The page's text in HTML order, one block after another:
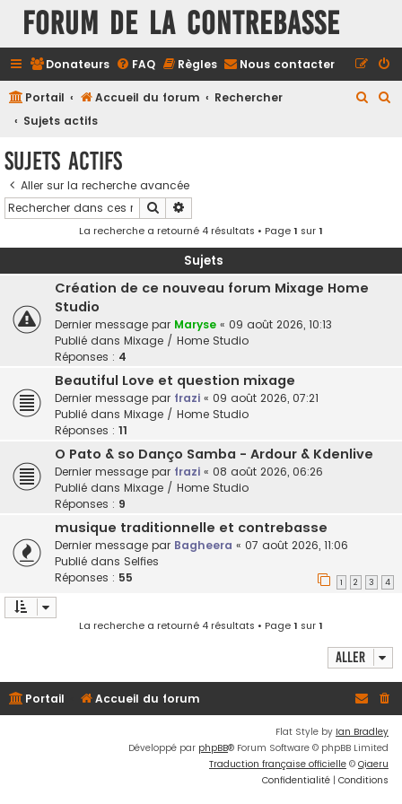
FORUM DE LA CONTREBASSE
Donateurs FAQ Règles Nous contacter
Portail Accueil du forum
Rechercher
Sujets actifs
Sujets actifs
Aller sur la recherche avancée
Rechercher
La recherche a retourné 4 résultats • Page1 sur1
Sujets
Création de ce nouveau forum Mixage Home
Studio
Dernier message par Maryse « 09 août 2026, 10:13
Publié dans Mixage / Home Studio
Réponses : 4
Beautiful Love et question mixage
Dernier message par frazi « 09 août 2026, 07:21
Publié dans Mixage / Home Studio
Réponses : 11
O Pato & so Danço Samba - Ardour & Kdenlive
Dernier message par frazi « 08 août 2026, 06:26
Publié dans Mixage / Home Studio
Réponses : 9
musique traditionnelle et contrebasse
Dernier message par Bagheera « 07 août 2026, 11:06
Publié dans Selfies
Réponses : 55 1 2 3 4
La recherche a retourné 4 résultats • Page1 sur1
Aller
Portail Accueil du forum
Flat Style by Ian Bradley
Développé par phpBB® Forum Software © phpBB Limited
Traduction française officielle © Qiaeru
Confidentialité | Conditions